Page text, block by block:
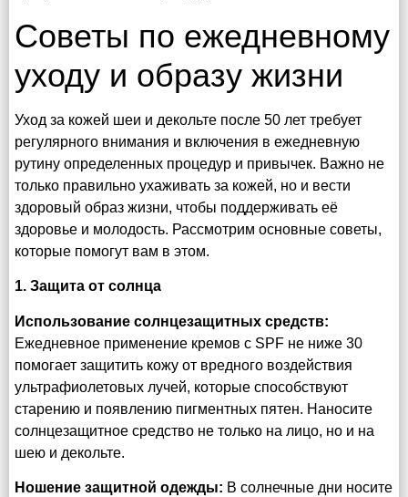
Советы по ежедневному
уходу и образу жизни
Уход за кожей шеи и декольте после 50 лет требует
регулярного внимания и включения в ежедневную
рутину определенных процедур и привычек. Важно не
только правильно ухаживать за кожей, но и вести
здоровый образ жизни, чтобы поддерживать её
здоровье и молодость. Рассмотрим основные советы,
которые помогут вам в этом.
1. Защита от солнца
Использование солнцезащитных средств:
Ежедневное применение кремов с SPF не ниже 30
помогает защитить кожу от вредного воздействия
ультрафиолетовых лучей, которые способствуют
старению и появлению пигментных пятен. Наносите
солнцезащитное средство не только на лицо, но и на
шею и декольте.
Ношение защитной одежды: В солнечные дни носите